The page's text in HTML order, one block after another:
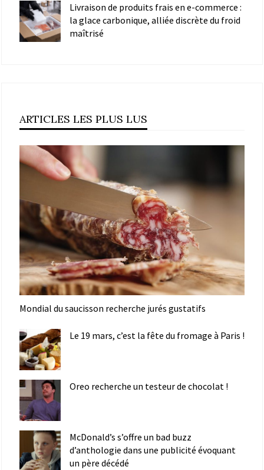
Livraison de produits frais en e-commerce :
la glace carbonique, alliée discrète du froid
maîtrisé
ARTICLES LES PLUS LUS
Mondial du saucisson recherche jurés gustatifs
Le 19 mars, c’est la fête du fromage à Paris !
Oreo recherche un testeur de chocolat !
McDonald’s s’offre un bad buzz
d’anthologie dans une publicité évoquant
un père décédé